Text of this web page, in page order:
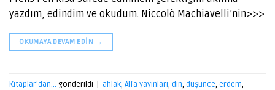
yazdım, edindim ve okudum. Niccolò Machiavelli’nin>>>
OKUMAYA DEVAM EDIN →
Kitaplar'dan... gönderildi ahlak, Alfa yayınları, din, düşünce, erdem,